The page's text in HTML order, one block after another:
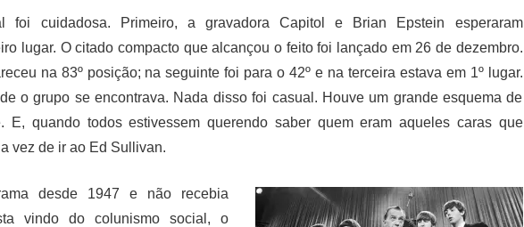
foi cuidadosa. Primeiro, a gravadora Capitol e Brian Epstein esperaram
lugar. O citado compacto que alcançou o feito foi lançado em 26 de dezembro.
na 83º posição; na seguinte foi para o 42º e na terceira estava em 1º lugar.
o grupo se encontrava. Nada disso foi casual. Houve um grande esquema de
E, quando todos estivessem querendo saber quem eram aqueles caras que
vez de ir ao Ed Sullivan.
desde 1947 e não recebia
vindo do colunismo social, o